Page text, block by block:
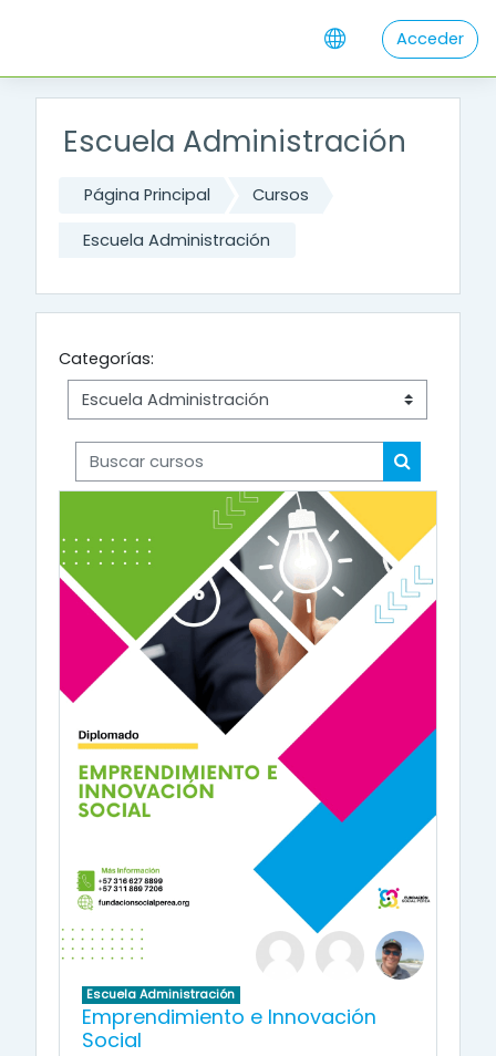
Acceder
Escuela Administración
Página Principal Cursos
Escuela Administración
Categorías:
Buscar cursos
Buscar
Escuela Administración
Emprendimiento e Innovación
Social